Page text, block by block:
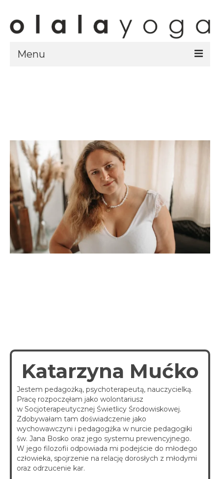
Menu
Olala Studio
Szczecin
Kursy
specjalistyczne
Grafik
spotkania online
Blog
artykuły i video
Katarzyna Mućko
Jestem pedagożką, psychoterapeutą, nauczycielką.
Pracę rozpoczęłam jako wolontariusz
w Socjoterapeutycznej Świetlicy Środowiskowej.
Zdobywałam tam doświadczenie jako
wychowawczyni i pedagogżka w nurcie pedagogiki
św. Jana Bosko oraz jego systemu prewencyjnego.
W jego filozofii odpowiada mi podejście do młodego
człowieka, spojrzenie na relację dorosłych z młodymi
oraz odrzucenie kar.